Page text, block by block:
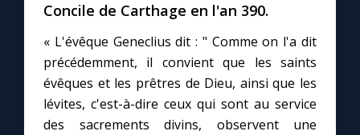
Concile de Carthage en l'an 390.
« L'évêque Geneclius dit : " Comme on l'a dit
précédemment, il convient que les saints
évêques et les prêtres de Dieu, ainsi que les
lévites, c'est-à-dire ceux qui sont au service
des sacrements divins, observent une